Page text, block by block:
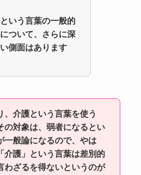
いう言葉の一般的
ついて、さらに深
側面はあります
、介護という言葉を使う
の対象は、弱者になるとい
一般論になるので、やは
介護」という言葉は差別的
わざるを得ないというのが